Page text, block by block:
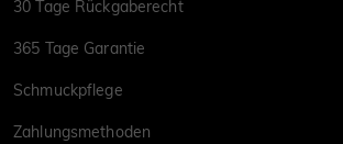
30 Tage Rückgaberecht
365 Tage Garantie
Schmuckpflege
Zahlungsmethoden